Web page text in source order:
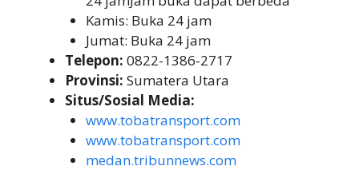
Kamis: Buka 24 jam
Jumat: Buka 24 jam
Telepon: 0822-1386-2717
Provinsi: Sumatera Utara
Situs/Sosial Media:
www.tobatransport.com
www.tobatransport.com
medan.tribunnews.com